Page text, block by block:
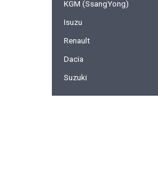
KGM (SsangYong)
Isuzu
Renault
Dacia
Suzuki